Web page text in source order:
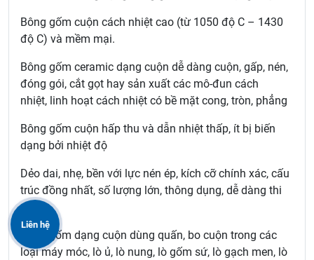
Bông gốm cuộn cách nhiệt cao (từ 1050 độ C – 1430
độ C) và mềm mại.
Bông gốm ceramic dạng cuộn dễ dàng cuộn, gấp, nén,
đóng gói, cắt gọt hay sản xuất các mô-đun cách
nhiệt, linh hoạt cách nhiệt có bề mặt cong, tròn, phẳng
Bông gốm cuộn hấp thu và dẫn nhiệt thấp, ít bị biến
dạng bởi nhiệt độ
Dẻo dai, nhẹ, bền với lực nén ép, kích cỡ chính xác, cấu
trúc đồng nhất, số lượng lớn, thông dụng, dễ dàng thi
công
Bông gốm dạng cuộn dùng quấn, bo cuộn trong các
loại máy móc, lò ủ, lò nung, lò gốm sứ, lò gạch men, lò
Liên hệ